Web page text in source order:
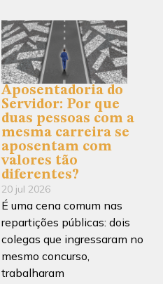
Aposentadoria do
Servidor: Por que
duas pessoas com a
mesma carreira se
aposentam com
valores tão
diferentes?
20 jul 2026
É uma cena comum nas
repartições públicas: dois
colegas que ingressaram no
mesmo concurso,
trabalharam